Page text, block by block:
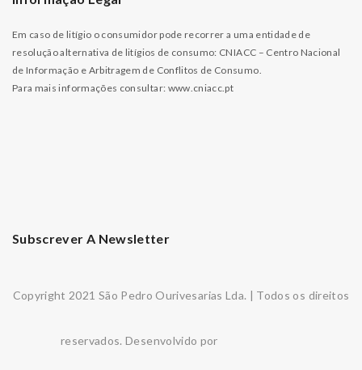
Em caso de litígio o consumidor pode recorrer a uma entidade de
resolução alternativa de litígios de consumo: CNIACC – Centro Nacional
de Informação e Arbitragem de Conflitos de Consumo.
Para mais informações consultar: www.cniacc.pt
Subscrever A Newsletter
Copyright 2021 São Pedro Ourivesarias Lda. | Todos os direitos
reservados. Desenvolvido por